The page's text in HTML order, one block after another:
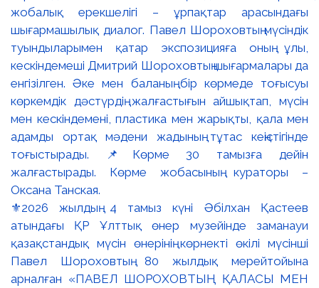
⚜️2026 жылдың 4 тамыз күні Әбілхан Қастеев
атындағы ҚР Ұлттық өнер музейінде заманауи
қазақстандық мүсін өнерінің көрнекті өкілі мүсінші
Павел Шороховтың 80 жылдық мерейтойына
арналған «ПАВЕЛ ШОРОХОВТЫҢ ҚАЛАСЫ МЕН